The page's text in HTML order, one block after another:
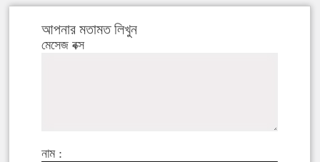
আপনার মতামত লিখুন
মেসেজ বক্স
নাম :